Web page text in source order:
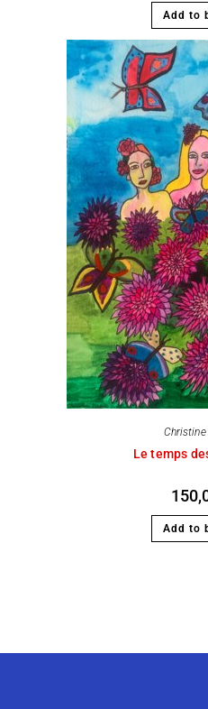
Add to
Christine
Le temps
Add to